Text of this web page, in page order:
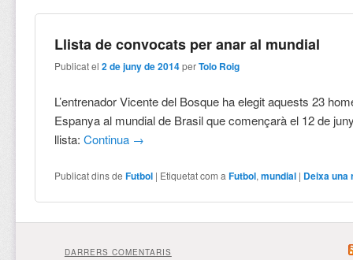
Llista de convocats per anar al mundial
Publicat el2 de juny de 2014 perTolo Roig
L’entrenador Vicente del Bosque ha elegit aquests 23
Espanya al mundial de Brasil que començarà el 12 de
llista:Continua →
Publicat dins de Futbol | Etiquetat com a Futbol,mundial | Deixa una
DARRERS COMENTARIS